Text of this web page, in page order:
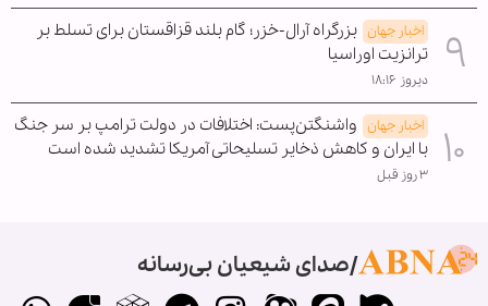
اخبار جهان بزرگراه آرال-خزر؛ گام بلند قزاقستان برای تسلط بر
ترانزیت اوراسیا
دیروز ۱۸:۱۶
اخبار جهان واشنگتن‌پست: اختلافات در دولت ترامپ بر سر جنگ
با ایران و کاهش ذخایر تسلیحاتی آمریکا تشدید شده است
۳ روز قبل
صدای شیعیان بی‌رسانه